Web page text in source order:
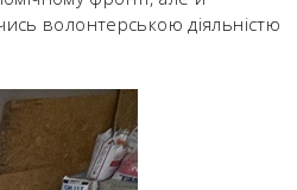
волонтерською діяльністю